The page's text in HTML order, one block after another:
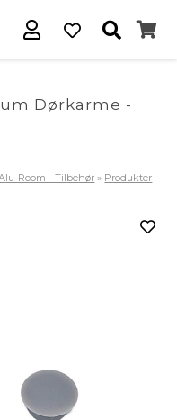
Dørkarme -
Room - Tilbehør » Produkter